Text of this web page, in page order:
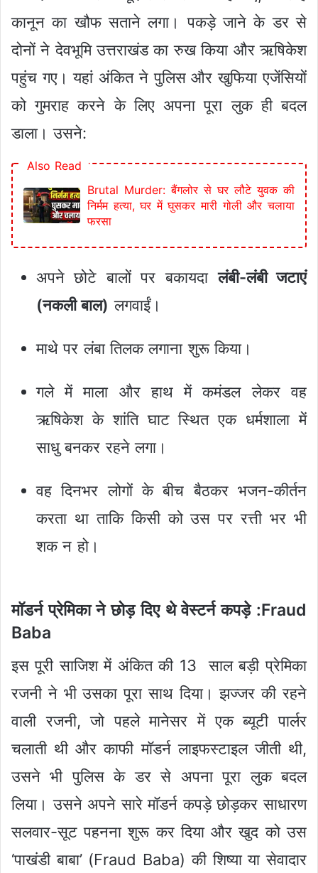
कानून का खौफ सताने लगा। पकड़े जाने के डर से
दोनों ने देवभूमि उत्तराखंड का रुख किया और ऋषिकेश
पहुंच गए। यहां अंकित ने पुलिस और खुफिया एजेंसियों
को गुमराह करने के लिए अपना पूरा लुक ही बदल
डाला। उसने:
Also Read
Brutal Murder: बैंगलोर से घर लौटे युवक की
निर्मम हत्या, घर में घुसकर मारी गोली और चलाया
फरसा
अपने छोटे बालों पर बकायदालंबी-लंबी जटाएं
(नकली बाल) लगवाईं।
माथे पर लंबा तिलक लगाना शुरू किया।
गले में माला और हाथ में कमंडल लेकर वह
ऋषिकेश के शांति घाट स्थित एक धर्मशाला में
साधु बनकर रहने लगा।
वह दिनभर लोगों के बीच बैठकर भजन-कीर्तन
करता था ताकि किसी को उस पर रत्ती भर भी
शक न हो।
मॉडर्न प्रेमिका ने छोड़ दिए थे वेस्टर्न कपड़े :Fraud
Baba
इस पूरी साजिश में अंकित की 13 साल बड़ी प्रेमिका
रजनी ने भी उसका पूरा साथ दिया। झज्जर की रहने
वाली रजनी, जो पहले मानेसर में एक ब्यूटी पार्लर
चलाती थी और काफी मॉडर्न लाइफस्टाइल जीती थी,
उसने भी पुलिस के डर से अपना पूरा लुक बदल
लिया। उसने अपने सारे मॉडर्न कपड़े छोड़कर साधारण
सलवार-सूट पहनना शुरू कर दिया और खुद को उस
‘पाखंडी बाबा’ (Fraud Baba) की शिष्या या सेवादार